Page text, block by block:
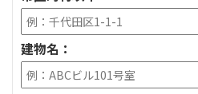
建物名：